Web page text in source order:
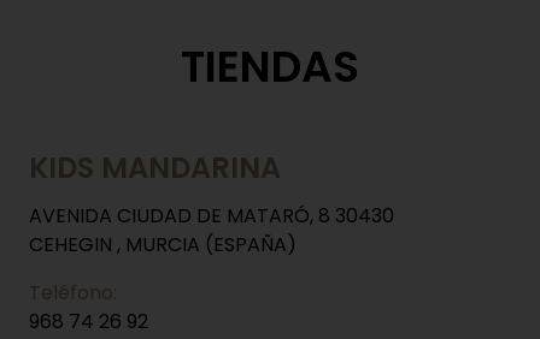
TIENDAS
KIDS MANDARINA
AVENIDA CIUDAD DE MATARÓ, 8 30430
CEHEGIN , MURCIA (ESPAÑA)
Teléfono:
968 74 26 92